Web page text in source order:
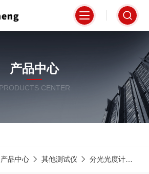
产品中心
PRODUCTS CENTER
产品中心 其他测试仪 分光光度计